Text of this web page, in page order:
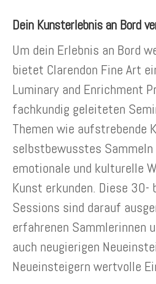
Dein Kunsterlebnis an Bord
Um dein Erlebnis an Bord
bietet Clarendon Fine Art
Luminary and Enrichment
fachkundig geleiteten
Themen wie aufstrebende
selbstbewusstes Sammeln
emotionale und kulturelle
Kunst erkunden. Diese
Sessions sind darauf
erfahrenen Sammlerinnen
auch neugierigen
Neueinsteigern wertvolle